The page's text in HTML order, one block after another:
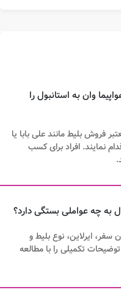
وان به استانبول را
فروش بلیط مانند علی بابا یا
نمایند. افراد برای کسب
ایرلاین، نوع بلیط و
تکمیلی را با مطالعه